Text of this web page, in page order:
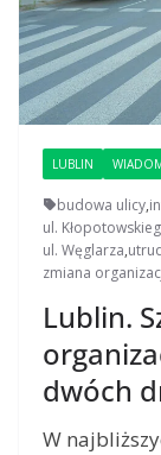
LUBLIN
budowa ulicy,
ul.
ul. Węglarza,
zmiana
Lublin.
dwóch
W